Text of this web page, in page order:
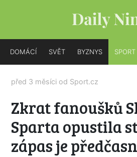
DOMÁCÍ SVĚT BYZNYS SPORT
před 3 měsíci od Sport.cz
Zkrat fanoušků
Sparta opustila
zápas je